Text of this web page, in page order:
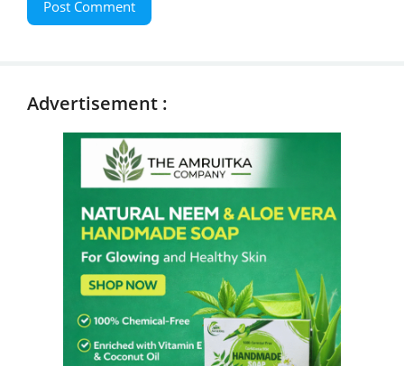
Advertisement :